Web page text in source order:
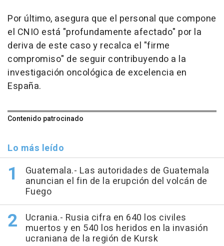
Por último, asegura que el personal que compone
el CNIO está "profundamente afectado" por la
deriva de este caso y recalca el "firme
compromiso" de seguir contribuyendo a la
investigación oncológica de excelencia en
España.
Contenido patrocinado
Lo más leído
Guatemala.- Las autoridades de Guatemala
anuncian el fin de la erupción del volcán de
Fuego
Ucrania.- Rusia cifra en 640 los civiles
muertos y en 540 los heridos en la invasión
ucraniana de la región de Kursk